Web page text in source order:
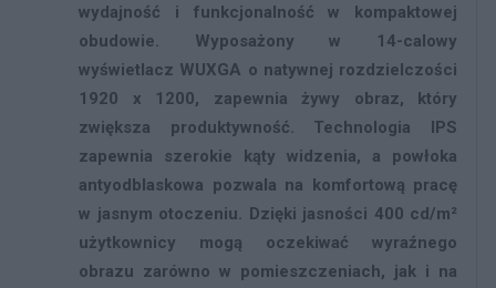
wydajność i funkcjonalność w kompaktowej
obudowie. Wyposażony w 14-calowy
wyświetlacz WUXGA o natywnej rozdzielczości
1920 x 1200, zapewnia żywy obraz, który
zwiększa produktywność. Technologia IPS
zapewnia szerokie kąty widzenia, a powłoka
antyodblaskowa pozwala na komfortową pracę
w jasnym otoczeniu. Dzięki jasności 400 cd/m²
użytkownicy mogą oczekiwać wyraźnego
obrazu zarówno w pomieszczeniach, jak i na